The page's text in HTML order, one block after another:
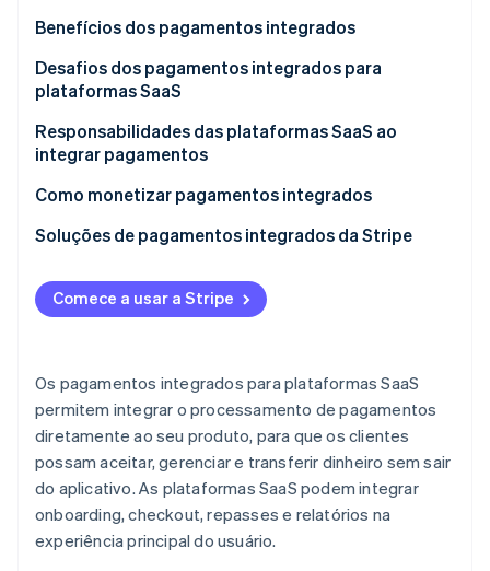
Stripe Sessions 2026
Assista agora
Pagamentos integrados para marketplaces e
Benefícios dos pagamentos integrados
Crescimento da receita existente
Novos fluxos de receita
Maior controle sobre a experiência do cliente
Solução de problemas mais eficiente
Implementação mais rápida e barata
Aumento da escalabilidade
Melhores dados e análises
Onboarding mais rápido
Gestão consolidada de pagamentos
Confiabilidade em grande escala
Desafios dos pagamentos integrados para
plataformas SaaS
Responsabilidades das plataformas SaaS ao
integrar pagamentos
Como monetizar pagamentos integrados
Tarifas de transação
Tarifas de assinatura
Recursos premium
Dados e análises
Pagar com o saldo da Stripe
Modelos de preços comuns para pagamentos
integrados SaaS
Pagamentos integrados como uma estratégia de
Soluções de pagamentos integrados da Stripe
Comece a usar a Stripe
Os pagamentos integrados para plataformas SaaS
permitem integrar o processamento de pagamentos
diretamente ao seu produto, para que os clientes
possam aceitar, gerenciar e transferir dinheiro sem sair
do aplicativo. As plataformas SaaS podem integrar
onboarding, checkout, repasses e relatórios na
experiência principal do usuário.